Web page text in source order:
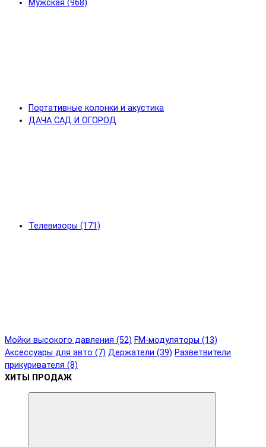
Мужская (968)
Портативные колонки и акустика
ДАЧА САД И ОГОРОД
Телевизоры (171)
Мойки высокого давления (52) FM-модуляторы (13)
Аксессуары для авто (7) Держатели (39) Разветвители
прикуривателя (8)
ХИТЫ ПРОДАЖ